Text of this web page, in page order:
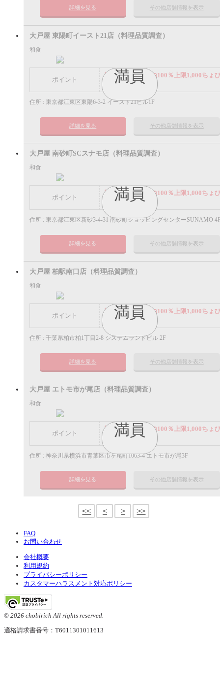
詳細を見る その他店舗情報を表示
満員
大戸屋 東陽町イースト21店（料理品質調査）
和食
ポイント
謝礼： 飲食代金の100％上限1,000ちょ
ポイント
住所 : 東京都江東区東陽6-3-2 イースト21ビル1F
詳細を見る その他店舗情報を表示
満員
大戸屋 南砂町SCスナモ店（料理品質調査）
和食
ポイント
謝礼： 飲食代金の100％上限1,000ちょ
ポイント
住所 : 東京都江東区新砂3-4-31 南砂町ショッピングセンターSUNAMO
詳細を見る その他店舗情報を表示
満員
大戸屋 柏駅南口店（料理品質調査）
和食
ポイント
謝礼： 飲食代金の100％上限1,000ちょ
ポイント
住所 : 千葉県柏市柏1丁目2-8 システムランドビル 2F
詳細を見る その他店舗情報を表示
満員
大戸屋 エトモ市が尾店（料理品質調査）
和食
ポイント
謝礼： 飲食代金の100％上限1,000ちょ
ポイント
住所 : 神奈川県横浜市青葉区市ヶ尾町1063-4 エトモ市が尾3F
詳細を見る その他店舗情報を表示
<< < > >>
FAQ
お問い合わせ
会社概要
利用規約
プライバシーポリシー
カスタマーハラスメント対応ポリシー
© 2026 chobirich All rights reserved.
適格請求書番号：T6011301011613